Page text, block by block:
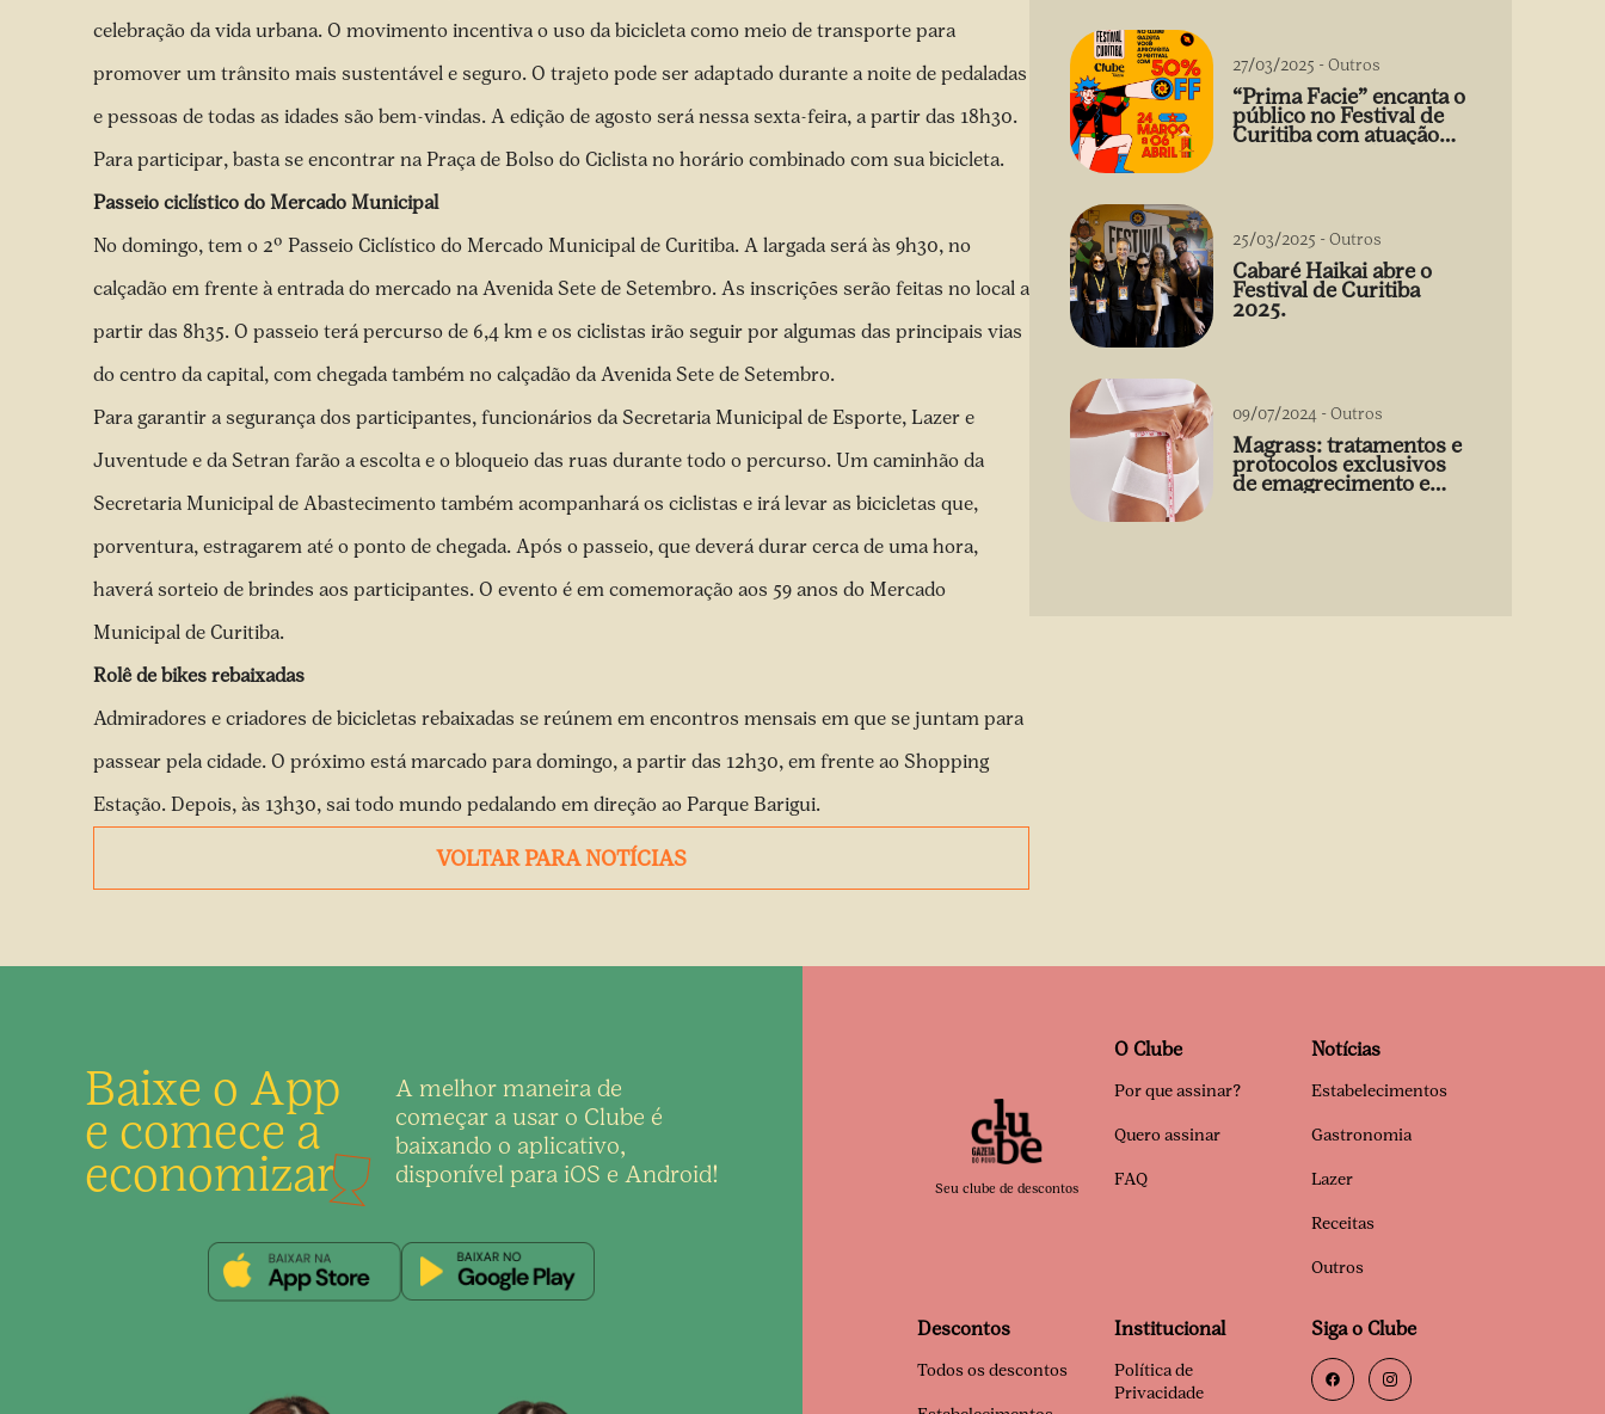
celebração da vida urbana. O movimento incentiva o uso da bicicleta como meio de transporte para
promover um trânsito mais sustentável e seguro. O trajeto pode ser adaptado durante a noite de pedaladas
e pessoas de todas as idades são bem-vindas. A edição de agosto será nessa sexta-feira, a partir das 18h30.
Para participar, basta se encontrar na Praça de Bolso do Ciclista no horário combinado com sua bicicleta.
Passeio ciclístico do Mercado Municipal
No domingo, tem o 2º Passeio Ciclístico do Mercado Municipal de Curitiba. A largada será às 9h30, no
calçadão em frente à entrada do mercado na Avenida Sete de Setembro. As inscrições serão feitas no local a
partir das 8h35. O passeio terá percurso de 6,4 km e os ciclistas irão seguir por algumas das principais vias
do centro da capital, com chegada também no calçadão da Avenida Sete de Setembro.
Para garantir a segurança dos participantes, funcionários da Secretaria Municipal de Esporte, Lazer e
Juventude e da Setran farão a escolta e o bloqueio das ruas durante todo o percurso. Um caminhão da
Secretaria Municipal de Abastecimento também acompanhará os ciclistas e irá levar as bicicletas que,
porventura, estragarem até o ponto de chegada. Após o passeio, que deverá durar cerca de uma hora,
haverá sorteio de brindes aos participantes. O evento é em comemoração aos 59 anos do Mercado
Municipal de Curitiba.
Rolê de bikes rebaixadas
Admiradores e criadores de bicicletas rebaixadas se reúnem em encontros mensais em que se juntam para
passear pela cidade. O próximo está marcado para domingo, a partir das 12h30, em frente ao Shopping
Estação. Depois, às 13h30, sai todo mundo pedalando em direção ao Parque Barigui.
VOLTAR PARA NOTÍCIAS
27/03/2025 -Outros
“Prima Facie” encanta o
público no Festival de
Curitiba com atuação
arrebatadora de Débora
25/03/2025 -Outros
Cabaré Haikai abre o
Festival de Curitiba
2025.
09/07/2024 -Outros
Magrass: tratamentos e
protocolos exclusivos
de emagrecimento e
estética sem uso de
Baixe o App
e comece a
economizar
A melhor maneira de
começar a usar o Clube é
baixando o aplicativo,
disponível para iOS e Android!
Seu clube de descontos
O Clube
Por que assinar?
Quero assinar
FAQ
Notícias
Estabelecimentos
Gastronomia
Lazer
Receitas
Outros
Descontos
Todos os descontos
Institucional
Política de
Privacidade
Siga o Clube